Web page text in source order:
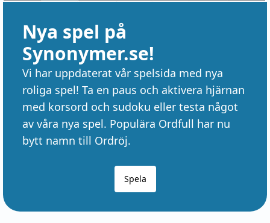
Nya spel på
Synonymer.se!
Vi har uppdaterat vår spelsida med nya
roliga spel! Ta en paus och aktivera hjärnan
med korsord och sudoku eller testa något
av våra nya spel. Populära Ordfull har nu
bytt namn till Ordröj.
Spela